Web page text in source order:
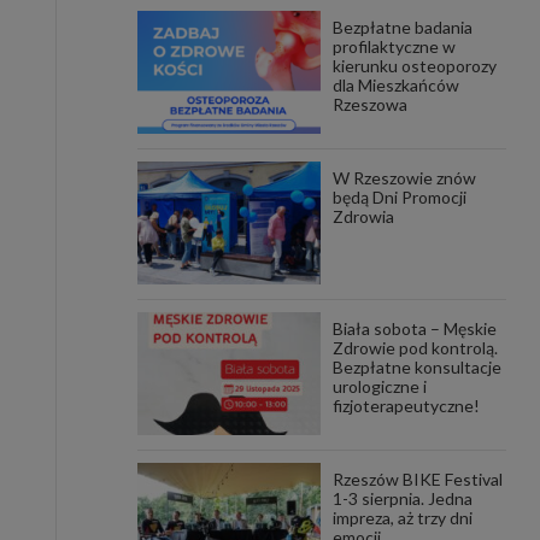
Aby
i ich
w
gdy
do
Bezpłatne badania
profilaktyczne w
kierunku osteoporozy
dla Mieszkańców
Rzeszowa
W Rzeszowie znów
będą Dni Promocji
Zdrowia
Biała sobota – Męskie
Zdrowie pod kontrolą.
Bezpłatne konsultacje
urologiczne i
fizjoterapeutyczne!
Rzeszów BIKE Festival
1-3 sierpnia. Jedna
impreza, aż trzy dni